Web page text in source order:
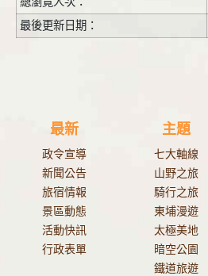
最後更新日期：
最新
政令宣導
新聞公告
旅宿情報
景區動態
活動快訊
行政表單
主題
七大軸線
山野之旅
騎行之旅
東埔漫遊
太極美地
暗空公園
鐵道旅遊